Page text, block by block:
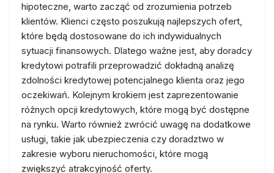
hipoteczne, warto zacząć od zrozumienia potrzeb
klientów. Klienci często poszukują najlepszych ofert,
które będą dostosowane do ich indywidualnych
sytuacji finansowych. Dlatego ważne jest, aby doradcy
kredytowi potrafili przeprowadzić dokładną analizę
zdolności kredytowej potencjalnego klienta oraz jego
oczekiwań. Kolejnym krokiem jest zaprezentowanie
różnych opcji kredytowych, które mogą być dostępne
na rynku. Warto również zwrócić uwagę na dodatkowe
usługi, takie jak ubezpieczenia czy doradztwo w
zakresie wyboru nieruchomości, które mogą
zwiększyć atrakcyjność oferty.